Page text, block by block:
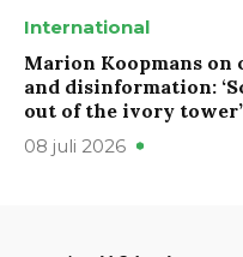
International
Marion Koopmans
and disinformation:
out of the ivory tower’
08 juli 2026